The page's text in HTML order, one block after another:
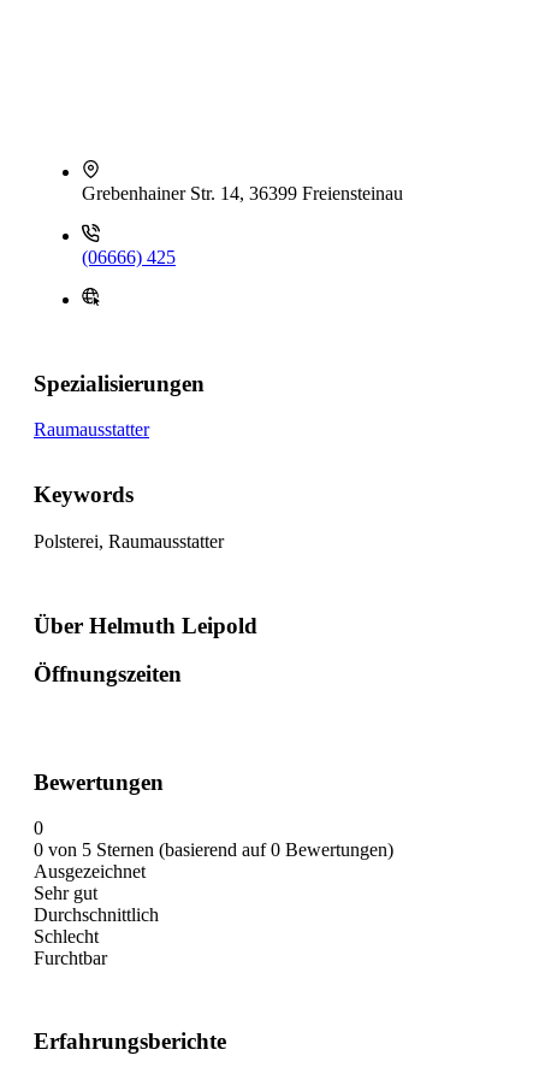
Grebenhainer Str. 14, 36399 Freiensteinau
(06666) 425
Spezialisierungen
Raumausstatter
Keywords
Polsterei, Raumausstatter
Über Helmuth Leipold
Öffnungszeiten
Bewertungen
0
0 von 5 Sternen (basierend auf 0 Bewertungen)
Ausgezeichnet
Sehr gut
Durchschnittlich
Schlecht
Furchtbar
Erfahrungsberichte